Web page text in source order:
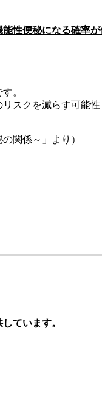
性便秘になる確率
。
スクを減らす可能性
関係～」より）
ています。